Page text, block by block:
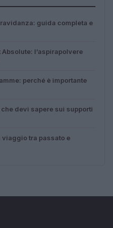
guida completa e
Absolute: l’aspirapolvere
perché è importante
devi sapere sui supporti
viaggio tra passato e